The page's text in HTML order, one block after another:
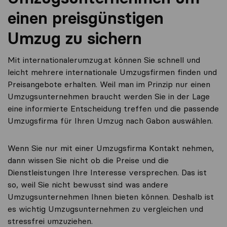
einen preisgünstigen
Umzug zu sichern
Mit internationalerumzug.at können Sie schnell und
leicht mehrere internationale Umzugsfirmen finden und
Preisangebote erhalten. Weil man im Prinzip nur einen
Umzugsunternehmen braucht werden Sie in der Lage
eine informierte Entscheidung treffen und die passende
Umzugsfirma für Ihren Umzug nach Gabon auswählen.
Wenn Sie nur mit einer Umzugsfirma Kontakt nehmen,
dann wissen Sie nicht ob die Preise und die
Dienstleistungen Ihre Interesse versprechen. Das ist
so, weil Sie nicht bewusst sind was andere
Umzugsunternehmen Ihnen bieten können. Deshalb ist
es wichtig Umzugsunternehmen zu vergleichen und
stressfrei umzuziehen.